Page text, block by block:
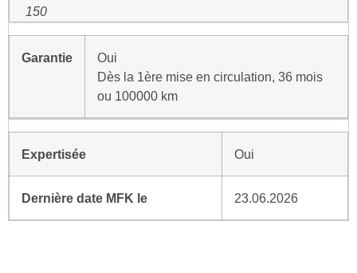
150
Garantie
Oui
Dès la 1ère mise en circulation, 36 mois
ou 100000 km
Expertisée Oui
Dernière date MFK le 23.06.2026